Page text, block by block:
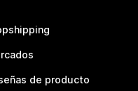
de producto